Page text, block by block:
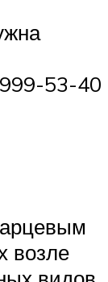
53-40
возле